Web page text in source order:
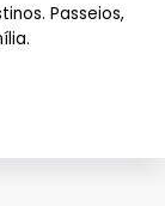
Passeios,